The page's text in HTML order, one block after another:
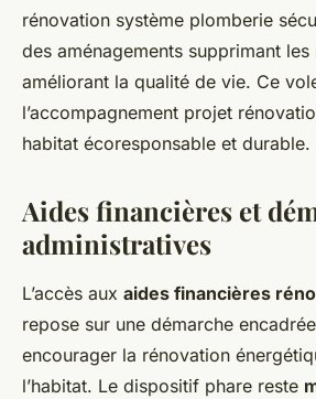
rénovation système plomberie
des aménagements supprimant
améliorant la qualité de vie. Ce
l’accompagnement projet
habitat écoresponsable et durable.
Aides financières et
administratives
L’accès aux aides financières
repose sur une démarche
encourager la rénovation
l’habitat. Le dispositif phare reste